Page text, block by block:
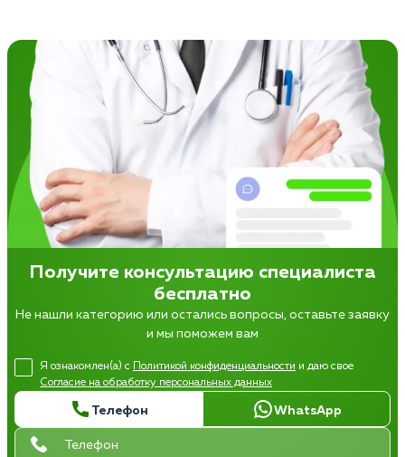
Получите консультацию специалиста
бесплатно
Не нашли категорию или остались вопросы, оставьте заявку
и мы поможем вам
Телефон WhatsApp
Я ознакомлен(а) с Политикой конфиденциальности и даю свое
Согласие на обработку персональных данных